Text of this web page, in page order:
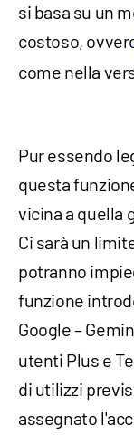
si basa su un
costoso,
come nella
Pur essendo
questa
vicina a quella
Ci sarà un
potranno
funzione
Google –
utenti Plus e
di utilizzi
assegnato